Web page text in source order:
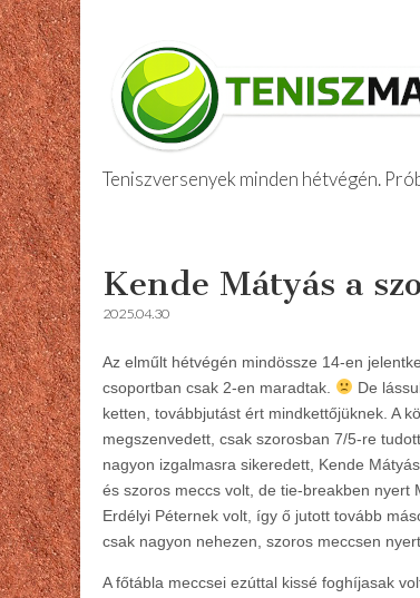
Teniszversenyek minden hétvégén.
Main
menu
Skip
to
contentKende Mátyás a
2025.04.30
Az elműlt hétvégén mindössze 14-en
csoportban csak 2-en maradtak.
De
ketten, továbbjutást ért mindkettőjüknek. A
megszenvedett, csak szorosban 7/5-re
nagyon izgalmasra sikeredett, Kende
és szoros meccs volt, de tie-breakben nyert
Erdélyi Péternek volt, így ő jutott tovább
csak nagyon nehezen, szoros meccsen
A főtábla meccsei ezúttal kissé foghíjasak